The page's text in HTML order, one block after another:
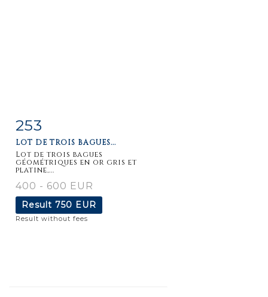
Item detail
253
LOT DE TROIS BAGUES...
Lot de trois bagues
géométriques en or gris et
platine,...
400 - 600 EUR
Result 750 EUR
Result without fees